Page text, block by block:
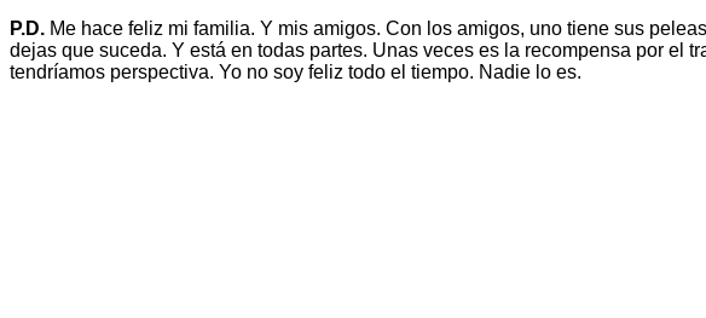
P.D. Me hace feliz mi familia. Y mis amigos. Con los amigos, uno tiene sus
dejas que suceda. Y está en todas partes. Unas veces es la recompensa por el
tendríamos perspectiva. Yo no soy feliz todo el tiempo. Nadie lo es.